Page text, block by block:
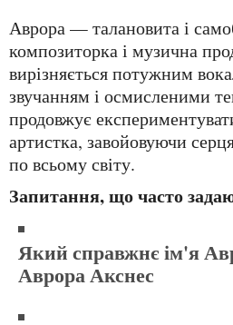
Аврора — талановита і самобутній співачка,
композиторка і музична
вирізняється потужним
звучанням і осмисленими
продовжує
артистка, завойовуючи
по всьому світу.
Запитання, що часто
Який справжнє ім'я
Аврора Акснес